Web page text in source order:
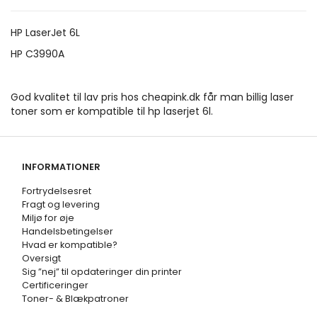
HP LaserJet 6L
HP C3990A
God kvalitet til lav pris hos cheapink.dk får man billig laser
toner som er kompatible til hp laserjet 6l.
INFORMATIONER
Fortrydelsesret
Fragt og levering
Miljø for øje
Handelsbetingelser
Hvad er kompatible?
Oversigt
Sig ”nej” til opdateringer din printer
Certificeringer
Toner- & Blækpatroner